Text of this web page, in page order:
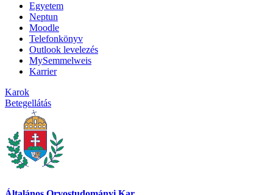
Egyetem
Neptun
Moodle
Telefonkönyv
Outlook levelezés
MySemmelweis
Karrier
Karok
Betegellátás